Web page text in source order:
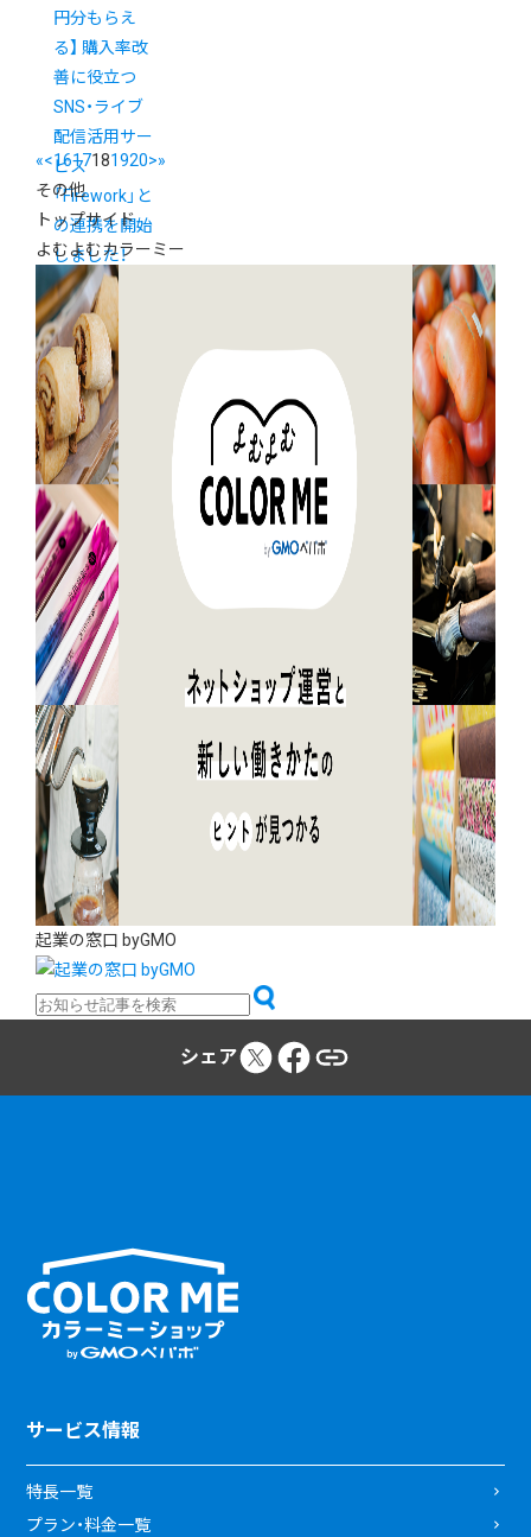
円分もらえ
る】 購入率改
善に役立つ
SNS・ライブ
配信活用サー
ビス
「Firework」と
の連携を開始
しました！
«<1617181920>»
その他
トップサイド
よむよむカラーミー
起業の窓口 byGMO
シェア
サービス情報
特長一覧
プラン・料金一覧